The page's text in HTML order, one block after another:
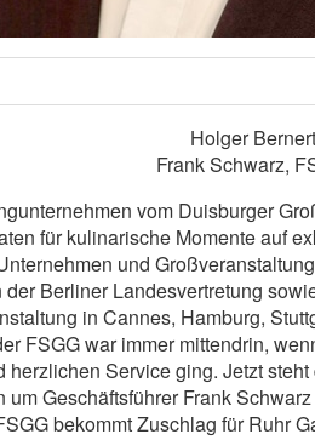
Holger Bernert
Frank Schwarz,
vom Duisburger
für kulinarische Momente auf
und
Berliner Landesvertretung
in Cannes, Hamburg,
FSGG war immer mittendrin,
herzlichen Service ging. Jetzt
um Geschäftsführer Frank
bekommt Zuschlag für Ruhr